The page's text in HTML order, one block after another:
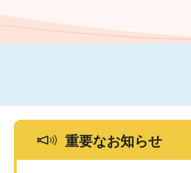
文
重要なお知らせ